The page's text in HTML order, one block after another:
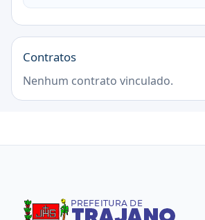
Contratos
Nenhum contrato vinculado.